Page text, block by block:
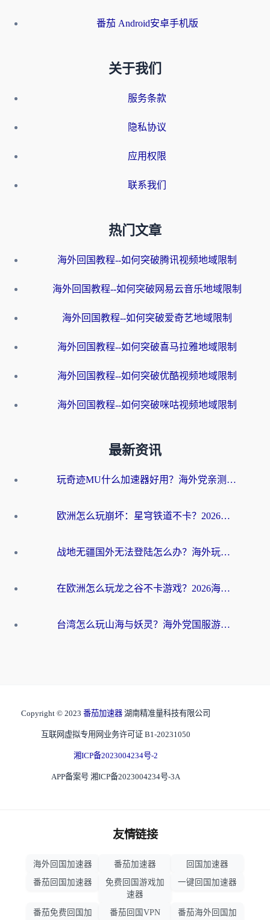
番茄 Android安卓手机版
关于我们
服务条款
隐私协议
应用权限
联系我们
热门文章
海外回国教程--如何突破腾讯视频地域限制
海外回国教程--如何突破网易云音乐地域限制
海外回国教程--如何突破爱奇艺地域限制
海外回国教程--如何突破喜马拉雅地域限制
海外回国教程--如何突破优酷视频地域限制
海外回国教程--如何突破咪咕视频地域限制
最新资讯
玩奇迹MU什么加速器好用？海外党亲测：这款加速器让你告别延迟卡顿！
欧洲怎么玩崩坏：星穹铁道不卡？2026海外玩家国服游戏加速器终极攻略
战地无疆国外无法登陆怎么办？海外玩家国服畅玩终极指南（附欧服魔兽EVE加速方案）
在欧洲怎么玩龙之谷不卡游戏？2026海外党国服游戏加速全攻略
台湾怎么玩山海与妖灵？海外党国服游戏加速全攻略，告别延迟卡顿
Copyright © 2023 番茄加速器 湖南精准量科技有限公司
互联网虚拟专用网业务许可证 B1-20231050
湘ICP备2023004234号-2
APP备案号 湘ICP备2023004234号-3A
友情链接
海外回国加速器 番茄加速器
回国加速器
番茄回国加速器
免费回国游戏加
速器
一键回国加速器
番茄免费回国加 番茄回国VPN 番茄海外回国加